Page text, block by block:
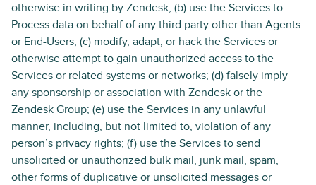
otherwise in writing by Zendesk; (b) use the Services to
Process data on behalf of any third party other than Agents
or End-Users; (c) modify, adapt, or hack the Services or
otherwise attempt to gain unauthorized access to the
Services or related systems or networks; (d) falsely imply
any sponsorship or association with Zendesk or the
Zendesk Group; (e) use the Services in any unlawful
manner, including, but not limited to, violation of any
person’s privacy rights; (f) use the Services to send
unsolicited or unauthorized bulk mail, junk mail, spam,
other forms of duplicative or unsolicited messages or